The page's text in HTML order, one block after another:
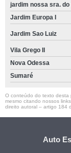
jardim nossa sra.
Jardim Europa I
Jardim Sao Luiz
Vila Grego II
Nova Odessa
Sumaré
O conteúdo do texto desta
mesmo citando nossos
direito autoral – artigo 184
Auto